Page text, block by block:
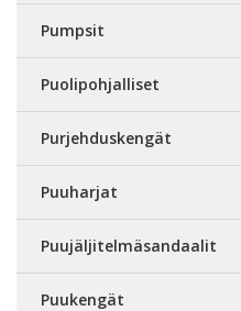
Pumpsit
Puolipohjalliset
Purjehduskengät
Puuharjat
Puujäljitelmäsandaalit
Puukengät